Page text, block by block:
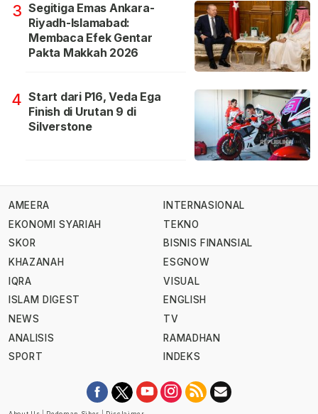
3 Segitiga Emas Ankara-
Riyadh-Islamabad:
Membaca Efek Gentar
Pakta Makkah 2026
4 Start dari P16, Veda Ega
Finish di Urutan 9 di
Silverstone
AMEERA
EKONOMI SYARIAH
SKOR
KHAZANAH
IQRA
ISLAM DIGEST
NEWS
ANALISIS
SPORT
INTERNASIONAL
TEKNO
BISNIS FINANSIAL
ESGNOW
VISUAL
ENGLISH
TV
RAMADHAN
INDEKS